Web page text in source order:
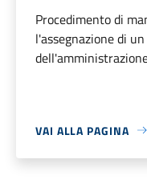
Procedimento di
l'assegnazione di
VAI ALLA PAGINA